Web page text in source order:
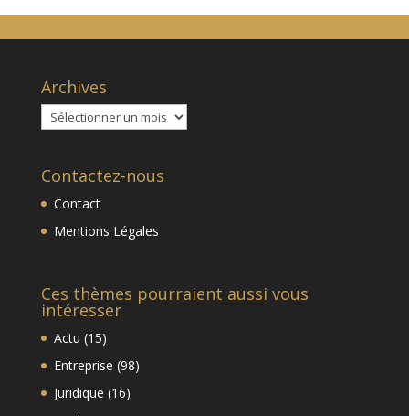
Archives
Archives
Contactez-nous
Contact
Mentions Légales
Ces thèmes pourraient aussi vous
intéresser
Actu (15)
Entreprise (98)
Juridique (16)